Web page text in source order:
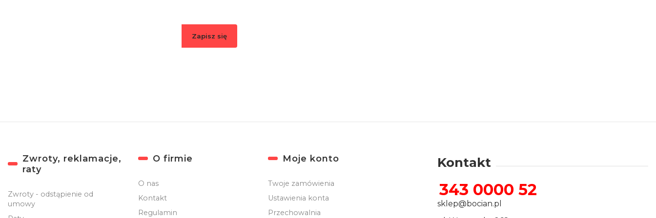
Zapisz się
Linki w stopce
Zwroty, reklamacje,
raty
Zwroty - odstąpienie od
umowy
O firmie
O nas
Kontakt
Regulamin
Moje konto
Twoje zamówienia
Ustawienia konta
Przechowalnia
Kontakt
343 0000 52
sklep@bocian.pl